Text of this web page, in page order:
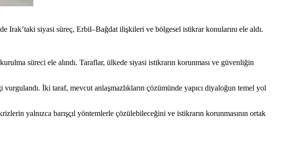
Irak’taki siyasi süreç, Erbil–Bağdat ilişkileri ve bölgesel istikrar konularını ele aldı.
süreci ele alındı. Taraflar, ülkede siyasi istikrarın korunması ve güvenliğin
İki taraf, mevcut anlaşmazlıkların çözümünde yapıcı diyaloğun temel yol
yalnızca barışçıl yöntemlerle çözülebileceğini ve istikrarın korunmasının ortak